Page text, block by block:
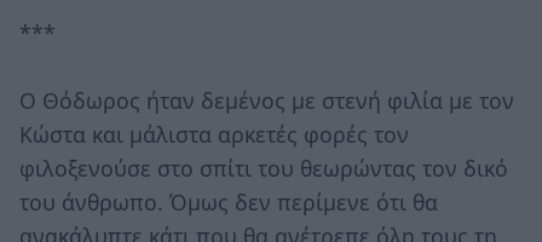
***
Ο Θόδωρος ήταν δεμένος με στενή φιλία με τον
Κώστα και μάλιστα αρκετές φορές τον
φιλοξενούσε στο σπίτι του θεωρώντας τον δικό
του άνθρωπο. Όμως δεν περίμενε ότι θα
ανακάλυπτε κάτι που θα ανέτρεπε όλη τους τη